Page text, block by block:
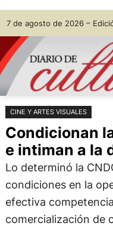
Saltar
al
contenido
Skip
to
content
7 de agosto de 2026 –
CINE Y ARTES VISUALES
Condicionan
e intiman a la
Lo determinó la
condiciones en la
efectiva
comercialización de